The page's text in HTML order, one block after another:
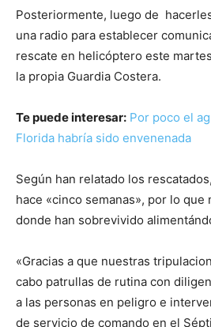
Posteriormente, luego de
una radio para establecer
rescate en helicóptero este
la propia Guardia Costera.
Te puede interesar: Por poco el
Florida habría sido envenenada
Según han relatado los
hace «cinco semanas», por lo que
donde han sobrevivido
«Gracias a que nuestras
cabo patrullas de rutina con
a las personas en peligro e
de servicio de comando en el